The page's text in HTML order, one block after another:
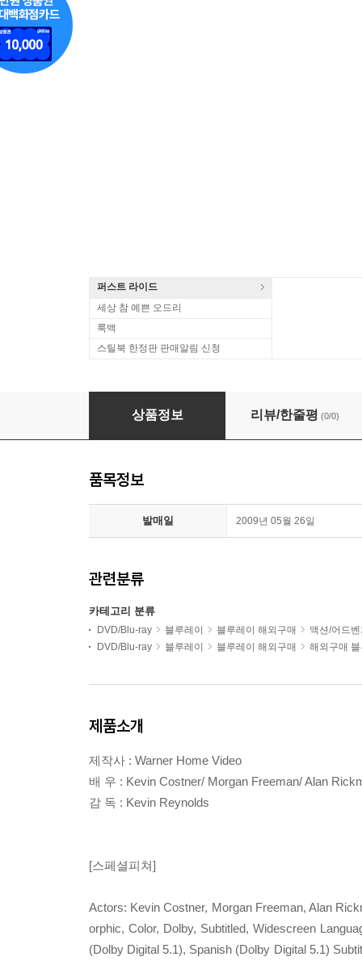
퍼스트 라이드
세상 참 예쁜 오드리
룩백
스틸북 한정판 판매알림 신청
Robin Hood (로빈후드) (한글무자막)(Blu-
상품정보 리뷰/한줄평 (0/0)
품목정보
발매일 2009년 05월 26일
관련분류
카테고리 분류
DVD/Blu-ray 블루레이 블루레이 해외구매
액션/어드
DVD/Blu-ray
블루레이 블루레이 해외구매 해외구매
제품소개
제작사 : Warner Home Video
배 우 : Kevin Costner/ Morgan Freeman/ Alan
감 독 : Kevin Reynolds
[스페셜피쳐]
Actors: Kevin Costner, Morgan Freeman, Alan
orphic, Color, Dolby, Subtitled, Widescreen
(Dolby Digital 5.1), Spanish (Dolby Digital 5.1)